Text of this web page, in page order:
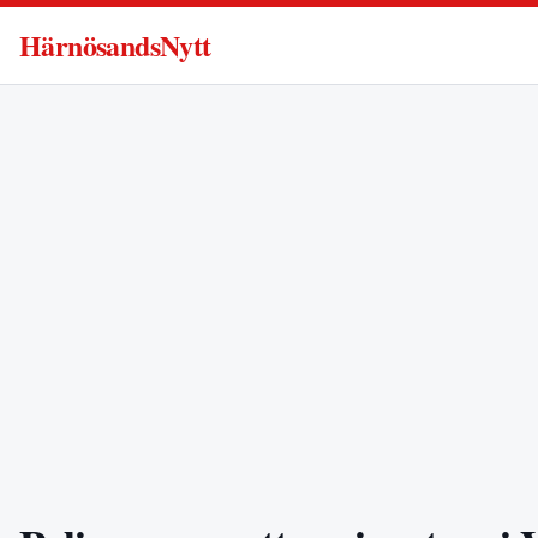
HärnösandsNytt